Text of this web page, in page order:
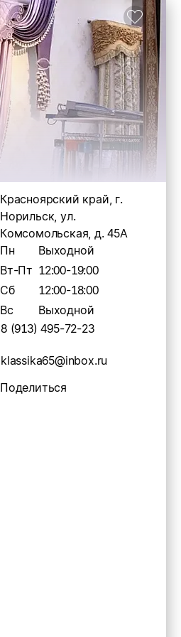
Красноярский край, г.
Норильск, ул.
Комсомольская, д. 45А
Пн
Выходной
Вт-Пт 12:00-19:00
Сб
12:00-18:00
Вс
Выходной
8 (913) 495-72-23
klassika65@inbox.ru
Поделиться